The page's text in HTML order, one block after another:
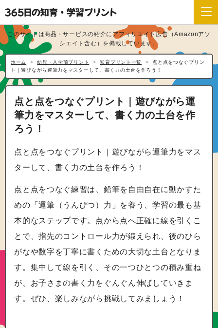
このサイトは商品・サービスの紹介にアフィリエイト広告（Amazonアソ
シエイト含む）を掲載しています。
ホーム 幼児・入学前プリント 知育プリント一覧
点と点をつなぐプリン
ト｜遊びながら運筆力をマスターして、書く力の土台を作ろう！
点と点をつなぐプリント｜遊びながら運
筆力をマスターして、書く力の土台を作
ろう！
点と点をつなぐプリント｜遊びながら運筆力をマス
ターして、書く力の土台を作ろう！
点と点をつなぐ練習は、鉛筆を自由自在に動かすた
めの「運筆（うんぴつ）力」を養う、学習の最も基
本的なステップです。点から点へ正確に線を引くこ
とで、指先のコントロール力が鍛えられ、後のひら
がなや数字を丁寧に書くための大切な土台となりま
す。集中して線を引く、その一つひとつの積み重ね
が、お子さまの書く力をぐんぐん伸ばしていきま
す。ぜひ、楽しみながら挑戦してみましょう！